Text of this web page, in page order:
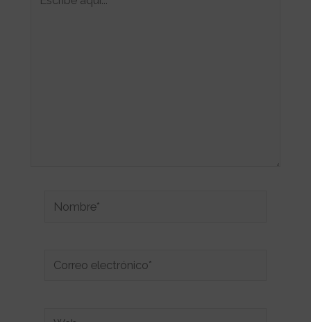
Nombre*
Correo
Web